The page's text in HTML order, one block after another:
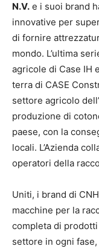
N.V. e i suoi brand
innovative per
di fornire
mondo. L’ultima
agricole di Case IH
terra di CASE
settore agricolo
produzione di
paese, con la
locali. L’Azienda
operatori della
Uniti, i brand di
macchine per la
completa di
settore in ogni fase,